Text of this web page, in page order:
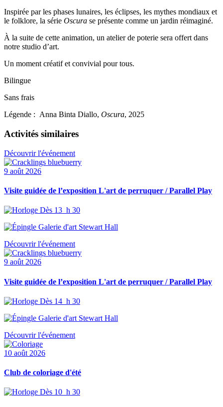
Inspirée par les phases lunaires, les éclipses, les mythes mondiaux et
le folklore, la série Oscura se présente comme un jardin réimaginé.
À la suite de cette animation, un atelier de poterie sera offert dans
notre studio d’art.
Un moment créatif et convivial pour tous.
Bilingue
Sans frais
Légende : Anna Binta Diallo, Oscura, 2025
Activités similaires
Découvrir l'événement
9 août 2026
Visite guidée de l’exposition L'art de perruquer / Parallel Play
Dès 13 h 30
Galerie d'art Stewart Hall
Découvrir l'événement
9 août 2026
Visite guidée de l’exposition L'art de perruquer / Parallel Play
Dès 14 h 30
Galerie d'art Stewart Hall
Découvrir l'événement
10 août 2026
Club de coloriage d'été
Dès 10 h 30